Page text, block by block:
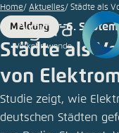
Zum
Hauptinhalt
gehen
Home Aktuelles Städte als
Format
Meldung
Date
6.
Städte als
von
Studie zeigt, wie
deutschen Städten
Login
Melden Sie sich an
Benutzername
Sprache
Agora Think
Diese Webseite
auf Ihren
verwenden